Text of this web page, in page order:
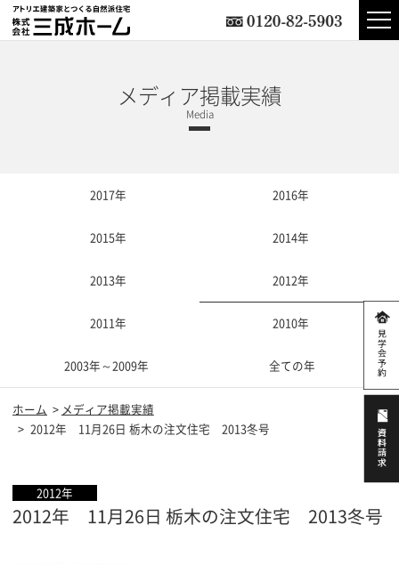
メディア掲載実績
2017年 2016年
2015年 2014年
2013年 2012年
2011年 2010年
2003年～2009年 全ての年
ホーム
メディア掲載実績
2012年 11月26日 栃木の注文住宅 2013冬号
2012年
2012年 11月26日 栃木の注文住宅 2013冬号